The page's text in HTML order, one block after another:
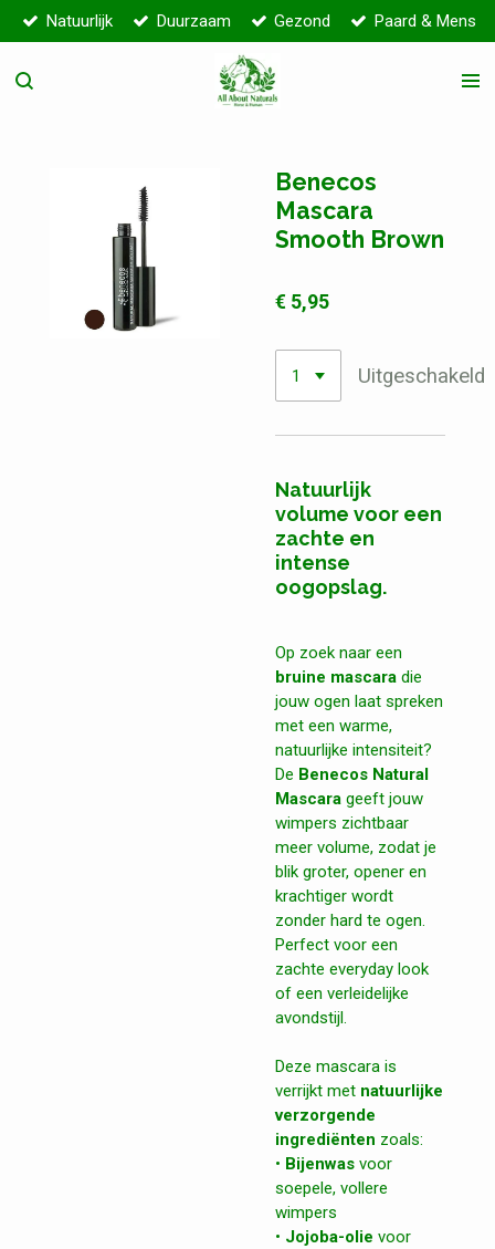
Ga
direct
naar
Natuurlijk Duurzaam Gezond Paard & Mens
Benecos
Mascara
Smooth Brown
€ 5,95
Uitgeschakeld
Natuurlijk
volume voor een
zachte en
intense
oogopslag.
Op zoek naar een
bruine mascara die
jouw ogen laat spreken
met een warme,
natuurlijke intensiteit?
De Benecos Natural
Mascara geeft jouw
wimpers zichtbaar
meer volume, zodat je
blik groter, opener en
krachtiger wordt
zonder hard te ogen.
Perfect voor een
zachte everyday look
of een verleidelijke
avondstijl.
Deze mascara is
verrijkt met natuurlijke
verzorgende
ingrediënten zoals:
• Bijenwas voor
soepele, vollere
wimpers
• Jojoba-olie voor